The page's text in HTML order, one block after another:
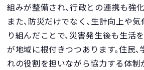
組みが整備され、行政との連携も強
また、防災だけでなく、生計向上や
り組んだことで、災害発生後も生活
が地域に根付きつつあります。住民、
れの役割を担いながら協力する体制